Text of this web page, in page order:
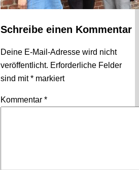
Schreibe einen Kommentar
Deine E-Mail-Adresse wird nicht
veröffentlicht. Erforderliche Felder
sind mit* markiert
Kommentar *